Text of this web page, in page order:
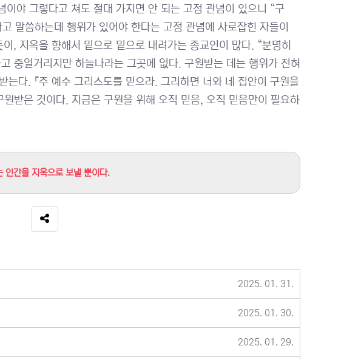
야 그렇다고 쳐도 절대 가지면 안 되는 고정 관념이 있으니 “구
말씀하는데 행위가 있어야 한다는 고정 관념에 사로잡힌 자들이
, 지옥을 향해서 밑으로 밑으로 내려가는 종교인이 많다. “분명히
중얼거리지만 하늘나라는 그곳에 없다. 구원받는 데는 행위가 전혀
다. 『주 예수 그리스도를 믿으라. 그리하면 너와 네 집안이 구원을
받은 것이다. 지금은 구원을 위해 오직 믿음, 오직 믿음만이 필요하
인간을 지옥으로 보낼 뿐이다.
SNS 공유
2025. 01. 31.
2025. 01. 30.
2025. 01. 29.